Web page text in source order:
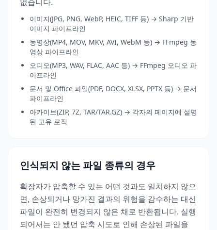
이미지(JPG, PNG, WebP, HEIC, TIFF 등) → Sharp 기반
이미지 파이프라인
동영상(MP4, MOV, MKV, AVI, WebM 등) → FFmpeg 동
영상 파이프라인
오디오(MP3, WAV, FLAC, AAC 등) → FFmpeg 오디오 파
이프라인
문서 및 Office 파일(PDF, DOCX, XLSX, PPTX 등) → 문서
파이프라인
아카이브(ZIP, 7Z, TAR/TAR.GZ) → 각자의 페이지에 설명
된 고유 로직
인식되지 않는 파일 종류의 경우
확장자가 압축할 수 있는 어떤 것과도 일치하지 않으
면, 손상되거나 망가진 결과의 위험을 감수하는 대신
파일이 완전히 변경되지 않은 채로 반환됩니다. 실행
되어서는 안 됐던 압축 시도로 인해 손상된 파일을